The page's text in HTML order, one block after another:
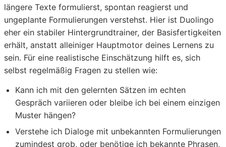
längere Texte formulierst, spontan reagierst und
ungeplante Formulierungen verstehst. Hier ist Duolingo
eher ein stabiler Hintergrundtrainer, der Basisfertigkeiten
erhält, anstatt alleiniger Hauptmotor deines Lernens zu
sein. Für eine realistische Einschätzung hilft es, sich
selbst regelmäßig Fragen zu stellen wie:
Kann ich mit den gelernten Sätzen im echten
Gespräch variieren oder bleibe ich bei einem einzigen
Muster hängen?
Verstehe ich Dialoge mit unbekannten Formulierungen
zumindest grob, oder benötige ich bekannte Phrasen,